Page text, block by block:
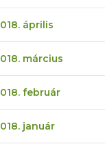
április
március
február
január